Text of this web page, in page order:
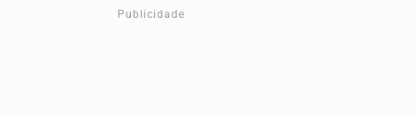
Publicidade